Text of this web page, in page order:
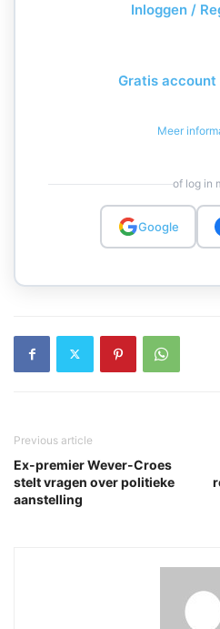
Inloggen /
Gratis account
Meer
of log in
Google
Previous article
Ex-premier Wever-Croes
stelt vragen over politieke
aanstelling